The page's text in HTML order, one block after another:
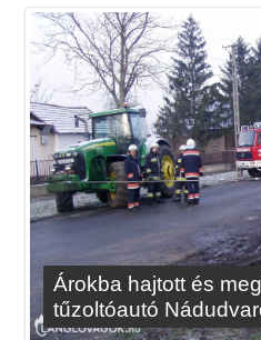
Árokba hajtott és
tűzoltóautó